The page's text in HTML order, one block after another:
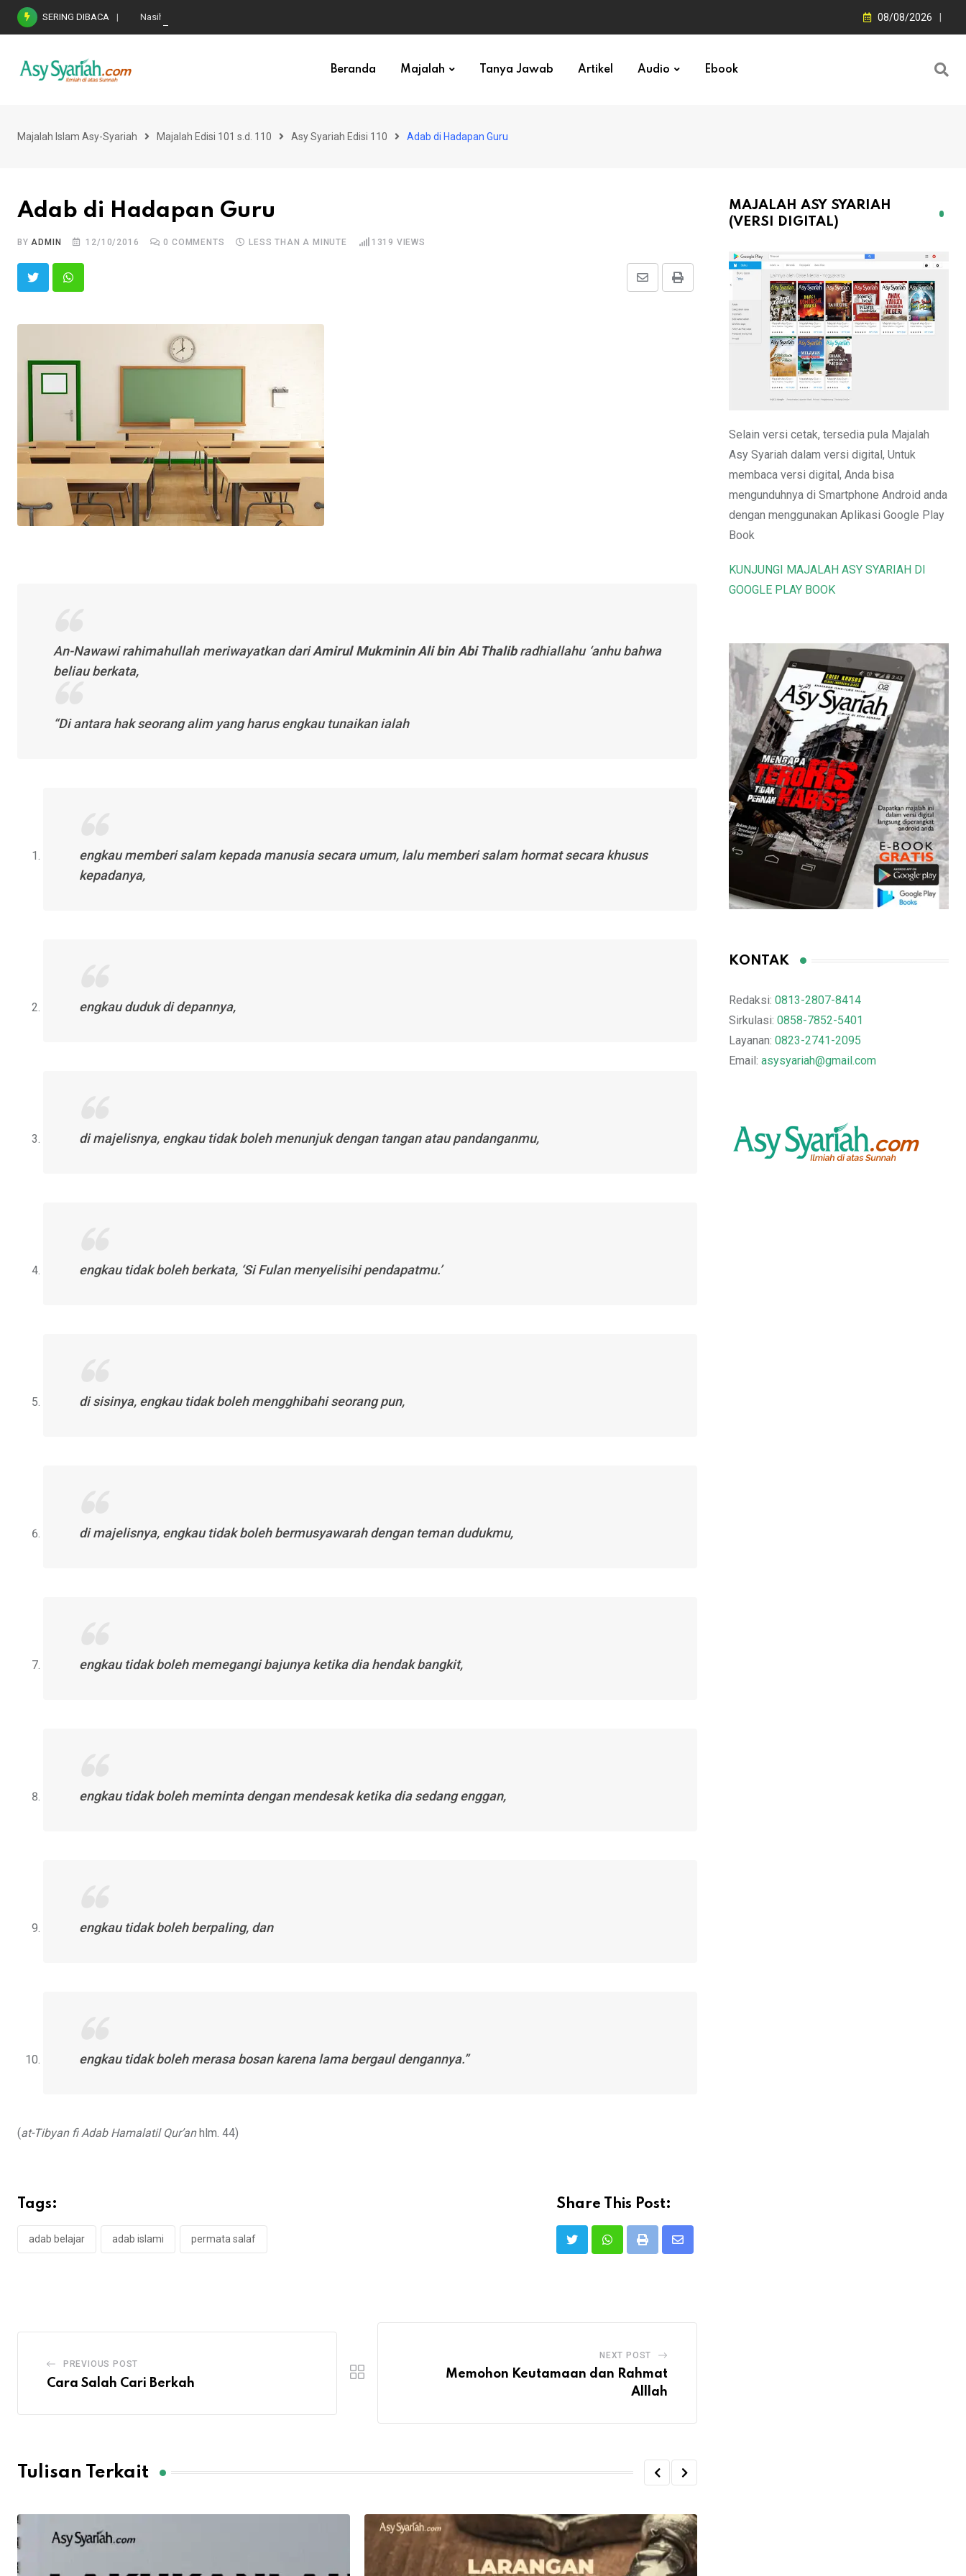
Skip
SERING DIBACA Nasihat Emas di Masa Fitnah (Ujian/Perselisihan) 08/08/2026
Beranda Majalah Tanya Jawab Artikel Audio Ebook
Majalah Islam Asy-Syariah Majalah Edisi 101 s.d. 110 Asy Syariah Edisi 110 Adab di Hadapan Guru
Adab di Hadapan Guru
BYADMIN 12/10/2016 0 COMMENTS LESS THAN A MINUTE 1319 VIEWS
Print
Share
An-Nawawirahimahullahmeriwayatkan dariAmirul Mukminin Ali bin Abi Thalibradhiallahu ‘anhubahwa
beliau berkata,
“Di antara hak seorang alim yang harus engkau tunaikan ialah
engkau memberi salam kepada manusia secara umum, lalu memberi salam hormat secara khusus
kepadanya,
engkau duduk di depannya,
di majelisnya, engkau tidak boleh menunjuk dengan tangan atau pandanganmu,
engkau tidak boleh berkata, ‘Si Fulan menyelisihi pendapatmu.’
di sisinya, engkau tidak boleh mengghibahi seorang pun,
di majelisnya, engkau tidak boleh bermusyawarah dengan teman dudukmu,
engkau tidak boleh memegangi bajunya ketika dia hendak bangkit,
engkau tidak boleh meminta dengan mendesak ketika dia sedang enggan,
engkau tidak boleh berpaling, dan
engkau tidak boleh merasa bosan karena lama bergaul dengannya.”
(at-Tibyan fi Adab Hamalatil Qur’an hlm. 44)
Tags:
adab belajar adab islami permata salaf
Share This Post:
Print
Share
PREVIOUS POST
Cara Salah Cari Berkah
NEXT POST
Memohon Keutamaan dan Rahmat
Alllah
Tulisan Terkait
MAJALAH ASY SYARIAH
(VERSI DIGITAL)
Selain versi cetak, tersedia pula Majalah
Asy Syariah dalam versi digital, Untuk
membaca versi digital, Anda bisa
mengunduhnya di Smartphone Android anda
dengan menggunakan Aplikasi Google Play
Book
KUNJUNGI MAJALAH ASY SYARIAH DI
GOOGLE PLAY BOOK
KONTAK
Redaksi: 0813-2807-8414
Sirkulasi: 0858-7852-5401
Layanan: 0823-2741-2095
Email: asysyariah@gmail.com